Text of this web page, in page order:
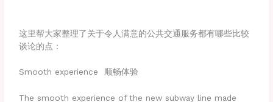
这里帮大家整理了关于令人满意的公共交通服务都有哪些比较
谈论的点：
Smooth experience 顺畅体验
The smooth experience of the new subway line made